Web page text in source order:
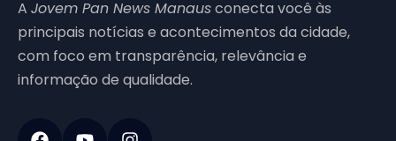
A Jovem Pan News Manausconecta você às
principais notícias e acontecimentos da cidade,
com foco em transparência, relevância e
informação de qualidade.